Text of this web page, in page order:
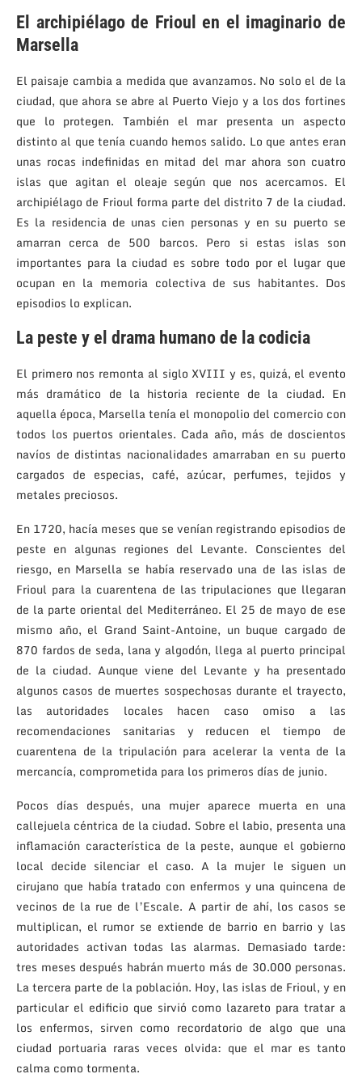
El archipiélago de Frioul en el imaginario de
Marsella
El paisaje cambia a medida que avanzamos. No solo el de la
ciudad, que ahora se abre al Puerto Viejo y a los dos fortines
que lo protegen. También el mar presenta un aspecto
distinto al que tenía cuando hemos salido. Lo que antes eran
unas rocas indefinidas en mitad del mar ahora son cuatro
islas que agitan el oleaje según que nos acercamos. El
archipiélago de Frioul forma parte del distrito 7 de la ciudad.
Es la residencia de unas cien personas y en su puerto se
amarran cerca de 500 barcos. Pero si estas islas son
importantes para la ciudad es sobre todo por el lugar que
ocupan en la memoria colectiva de sus habitantes. Dos
episodios lo explican.
La peste y el drama humano de la codicia
El primero nos remonta al siglo XVIII y es, quizá, el evento
más dramático de la historia reciente de la ciudad. En
aquella época, Marsella tenía el monopolio del comercio con
todos los puertos orientales. Cada año, más de doscientos
navíos de distintas nacionalidades amarraban en su puerto
cargados de especias, café, azúcar, perfumes, tejidos y
metales preciosos.
En 1720, hacía meses que se venían registrando episodios de
peste en algunas regiones del Levante. Conscientes del
riesgo, en Marsella se había reservado una de las islas de
Frioul para la cuarentena de las tripulaciones que llegaran
de la parte oriental del Mediterráneo. El 25 de mayo de ese
mismo año, el Grand Saint-Antoine, un buque cargado de
870 fardos de seda, lana y algodón, llega al puerto principal
de la ciudad. Aunque viene del Levante y ha presentado
algunos casos de muertes sospechosas durante el trayecto,
las autoridades locales hacen caso omiso a las
recomendaciones sanitarias y reducen el tiempo de
cuarentena de la tripulación para acelerar la venta de la
mercancía, comprometida para los primeros días de junio.
Pocos días después, una mujer aparece muerta en una
callejuela céntrica de la ciudad. Sobre el labio, presenta una
inflamación característica de la peste, aunque el gobierno
local decide silenciar el caso. A la mujer le siguen un
cirujano que había tratado con enfermos y una quincena de
vecinos de la rue de l’Escale. A partir de ahí, los casos se
multiplican, el rumor se extiende de barrio en barrio y las
autoridades activan todas las alarmas. Demasiado tarde:
tres meses después habrán muerto más de 30.000 personas.
La tercera parte de la población. Hoy, las islas de Frioul, y en
particular el edificio que sirvió como lazareto para tratar a
los enfermos, sirven como recordatorio de algo que una
ciudad portuaria raras veces olvida: que el mar es tanto
calma como tormenta.